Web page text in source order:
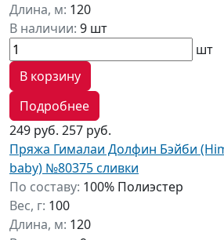
Длина, м: 120
В наличии: 9 шт
шт
В корзину
Подробнее
249 руб. 257 руб.
Пряжа Гималаи Долфин Бэйби
baby) №80375 сливки
По составу: 100% Полиэстер
Вес, г: 100
Длина, м: 120